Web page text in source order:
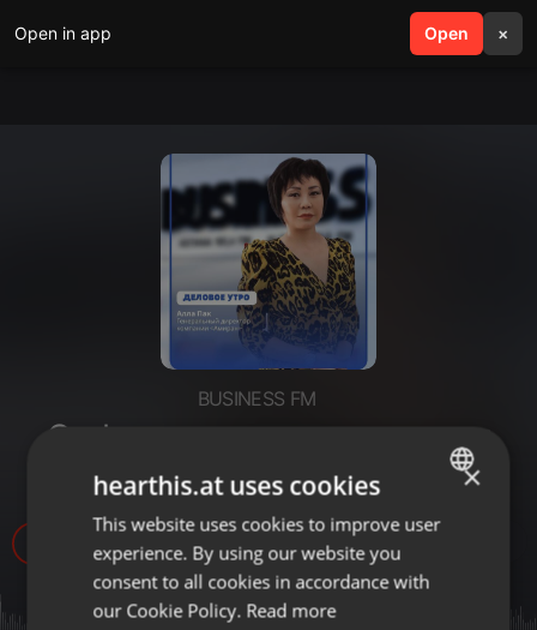
Open in app Open ×
search menu
BUSINESS FM
От фермы до полки: история
«Амиран»
ENGLISH
GERMAN
×
hearthis.at uses cookies
This website uses cookies to improve user
experience. By using our website you
consent to all cookies in accordance with
our Cookie Policy. Read more